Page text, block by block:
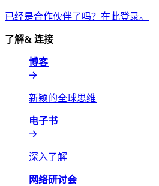
已经是合作伙伴了吗？在此登录。​​
了解& 连接​​
博客​​
新颖的全球思维​​
电子书​​
深入了解​​
网络研讨会​​